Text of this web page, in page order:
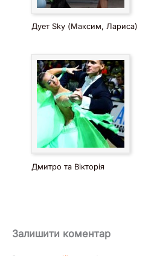
Дует Sky (Максим, Лариса)
Дмитро та Вікторія
Залишити коментар